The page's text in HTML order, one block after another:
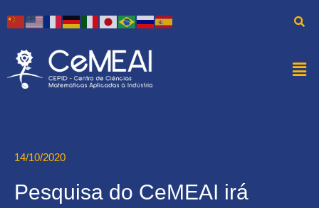
14/10/2020
Pesquisa do CeMEAI irá